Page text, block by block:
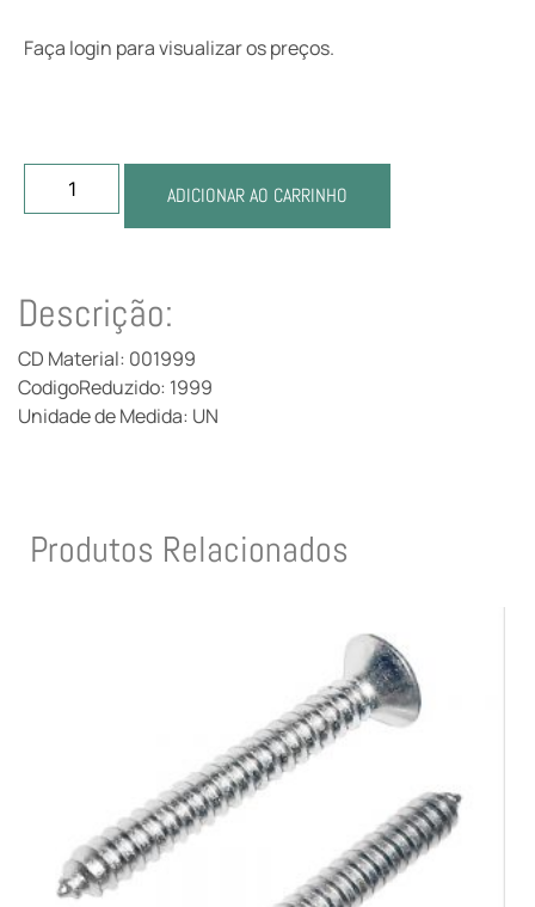
Faça login para visualizar os preços.
ADICIONAR AO CARRINHO
Descrição:
CD Material: 001999
CodigoReduzido: 1999
Unidade de Medida: UN
Produtos Relacionados